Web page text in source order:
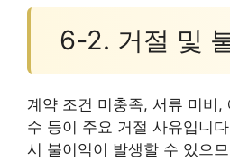
6-2. 거절 및
계약 조건 미충족, 서류 미비,
수 등이 주요 거절 사유입니
시 불이익이 발생할 수 있으